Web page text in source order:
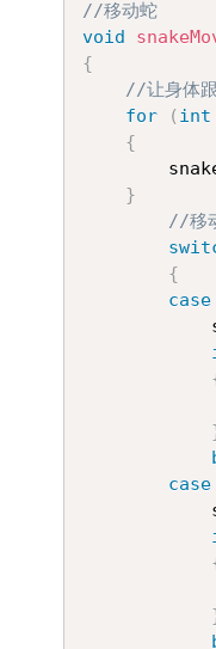
//移动蛇
void
{
//让身体
for
( int
{
}
//移
{
case
case